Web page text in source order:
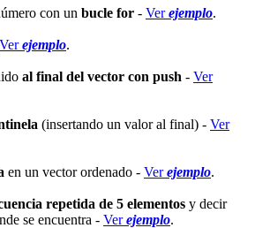
con un bucle for - Verejemplo.
Verejemplo.
al final del vector con push - Ver
(insertando un valor al final) - Ver
en un vector ordenado - Verejemplo.
repetida de 5 elementos y decir
se encuentra - Verejemplo.